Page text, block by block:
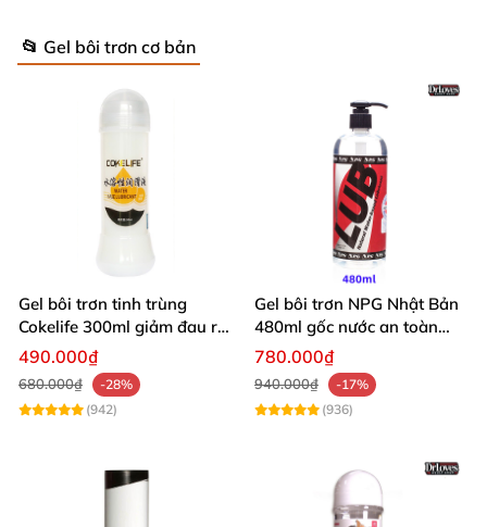
📂 Gel bôi trơn cơ bản
Gel bôi trơn tinh trùng
Cokelife 300ml giảm đau rát
tăng khoái cảm
490.000₫
680.000₫
-28%
(942)
Gel bôi trơn NPG Nhật Bản
480ml gốc nước an toàn
không kích ứng
780.000₫
940.000₫
-17%
(936)